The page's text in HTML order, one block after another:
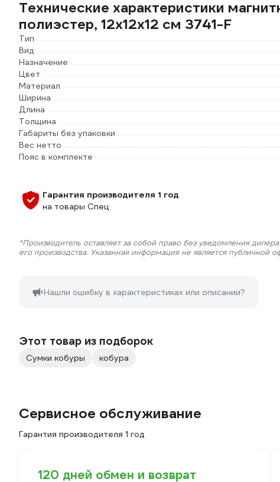
Технические характеристики
полиэстер, 12x12x12 см 3741-F
Тип
Вид
Назначение
Цвет
Материал
Ширина
Длина
Толщина
Габариты без упаковки
Вес нетто
Пояс в комплекте
Гарантия производителя 1 год
на товары Спец
*Производитель оставляет за собой право без уведомления
его производства. Указанная информация не является публичной
Нашли ошибку в характеристиках или описании?
Этот товар из подборок
Сумки кобуры кобура
Сервисное обслуживание
Гарантия производителя 1 год
120 дней обмен и возврат